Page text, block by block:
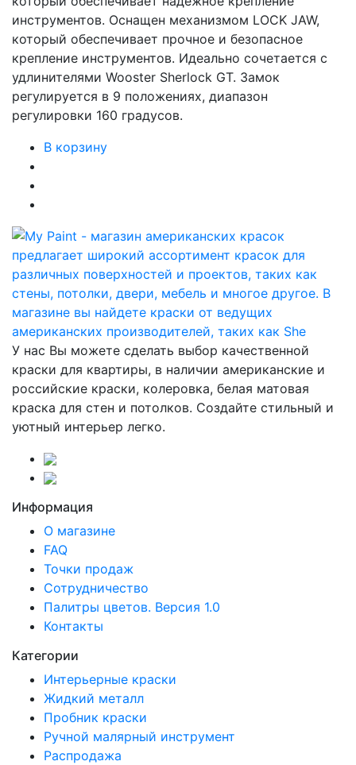
инструментов. Оснащен механизмом LOCK JAW,
который обеспечивает прочное и безопасное
крепление инструментов. Идеально сочетается с
удлинителями Wooster Sherlock GT. Замок
регулируется в 9 положениях, диапазон
регулировки 160 градусов.
В корзину
У нас Вы можете сделать выбор качественной
краски для квартиры, в наличии американские и
российские краски, колеровка, белая матовая
краска для стен и потолков. Создайте стильный и
уютный интерьер легко.
Информация
О магазине
FAQ
Точки продаж
Сотрудничество
Палитры цветов. Версия 1.0
Контакты
Категории
Интерьерные краски
Жидкий металл
Пробник краски
Ручной малярный инструмент
Распродажа